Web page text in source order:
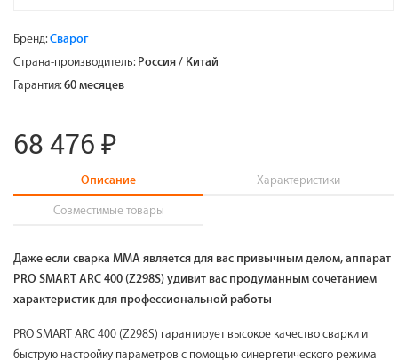
Бренд: Сварог
Страна-производитель: Россия / Китай
Гарантия: 60 месяцев
68 476 ₽
Описание Характеристики
Совместимые товары
Даже если сварка ММА является для вас привычным делом, аппарат
PRO SMART ARC 400 (Z298S) удивит вас продуманным сочетанием
характеристик для профессиональной работы
PRO SMART ARC 400 (Z298S) гарантирует высокое качество сварки и
быструю настройку параметров с помощью синергетического режима